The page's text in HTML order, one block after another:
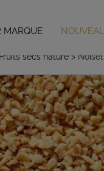
MARQUE
secs nature >